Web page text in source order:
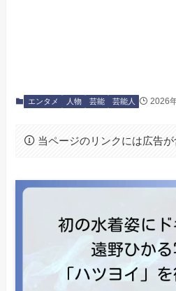
エンタメ 人物 芸能 芸能人 2026
当ページのリンクには広告が